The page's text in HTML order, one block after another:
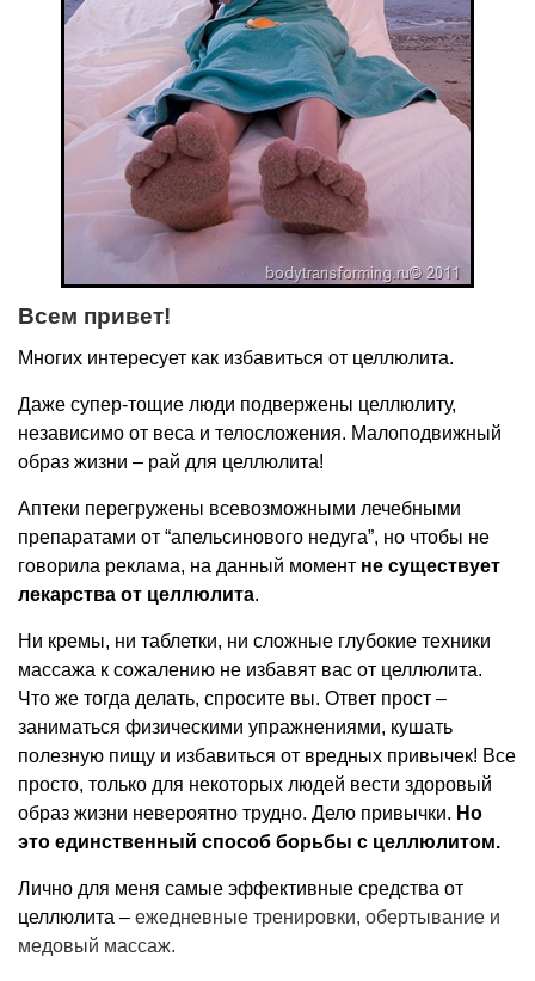
Всем привет!
Многих интересует как избавиться от целлюлита.
Даже супер-тощие люди подвержены целлюлиту,
независимо от веса и телосложения. Малоподвижный
образ жизни – рай для целлюлита!
Аптеки перегружены всевозможными лечебными
препаратами от “апельсинового недуга”, но чтобы не
говорила реклама, на данный момент не существует
лекарства от целлюлита.
Ни кремы, ни таблетки, ни сложные глубокие техники
массажа к сожалению не избавят вас от целлюлита.
Что же тогда делать, спросите вы. Ответ прост –
заниматься физическими упражнениями, кушать
полезную пищу и избавиться от вредных привычек! Все
просто, только для некоторых людей вести здоровый
образ жизни невероятно трудно. Дело привычки. Но
это единственный способ борьбы с целлюлитом.
Лично для меня самые эффективные средства от
целлюлита – ежедневные тренировки, обертывание и
медовый массаж.